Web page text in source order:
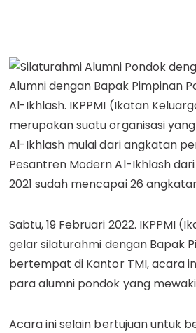
Alumni dengan Bapak Pimpinan
Al-Ikhlash. IKPPMI (Ikatan
merupakan suatu organisasi
Al-Ikhlash mulai dari angkatan
Pesantren Modern Al-Ikhlash
2021 sudah mencapai 26
Sabtu, 19 Februari 2022. IKPPMI
gelar silaturahmi dengan Bapak
bertempat di Kantor TMI, acara
para alumni pondok yang
Acara ini selain bertujuan untuk